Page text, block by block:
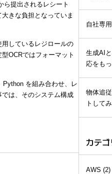
ら提出されるレシート
きな負担となっていま
しているレジロールの
OCRではフォーマット
Python を組み合わせ、レ
は、そのシステム構成
自社専
生成AI
応をも
物体追
トして
カテゴ
AWS (2)